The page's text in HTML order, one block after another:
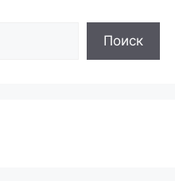
Поиск